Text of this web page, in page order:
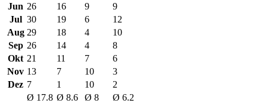
Jun 26 16 9
9
Jul 30 19 6
12
Aug 29 18 4
10
Sep 26 14 4
8
Okt 21 11 7
6
Nov 13 7 10
3
Dez 7 1 10
2
Ø 17.8 Ø 8.6 Ø 8 Ø 6.2